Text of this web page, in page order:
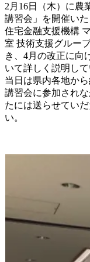
2月16日（木）に農
講習会」を開催いた
住宅金融支援機構
室 技術支援グルー
き、4月の改正に向
いて詳しく説明して
当日は県内各地か
講習会に参加され
たには送らせてい
い。